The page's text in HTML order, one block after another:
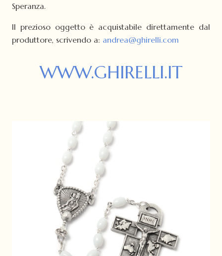
Speranza.
Il prezioso oggetto è acquistabile direttamente dal
produttore, scrivendo a: andrea@ghirelli.com
WWW.GHIRELLI.IT